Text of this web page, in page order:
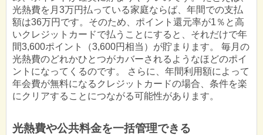
光熱費を月3万円払っている家庭ならば、年間での支払
額は36万円です。そのため、ポイント還元率が1％と高
いクレジットカードで払うことにすると、それだけで年
間3,600ポイント（3,600円相当）が貯まります。 毎月の
光熱費のどれかひとつがカバーされるようなほどのポイ
ントになってくるのです。 さらに、年間利用額によって
年会費が無料になるクレジットカードの場合、条件を楽
にクリアすることにつながる可能性があります。
光熱費や公共料金を一括管理できる